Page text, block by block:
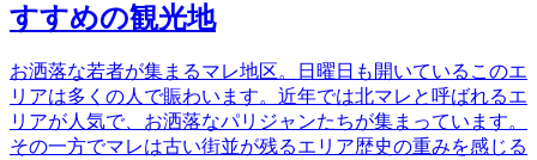
すすめの観光地
お洒落な若者が集まるマレ地区。日曜日も開いているこのエ
リアは多くの人で賑わいます。近年では北マレと呼ばれるエ
リアが人気で、お洒落なパリジャンたちが集まっています。
その一方でマレは古い街並が残るエリア歴史の重みを感じる